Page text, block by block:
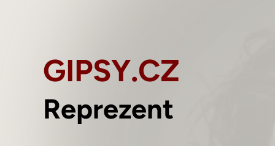
GIPSY.CZ
Reprezent